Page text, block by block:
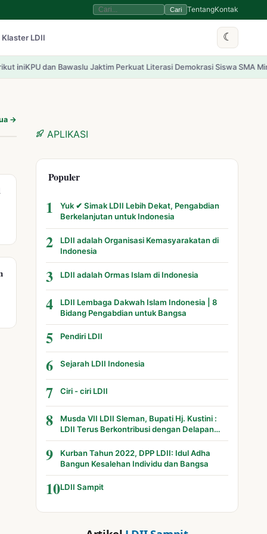
Cari TentangKontak
Klaster LDII ☾
Bawaslu Jaktim Perkuat Literasi Demokrasi Siswa SMA Minhajurrosyidin
→
APLIKASI
Populer
1
Yuk ✔ Simak LDII Lebih Dekat, Pengabdian
Berkelanjutan untuk Indonesia
2
LDII adalah Organisasi Kemasyarakatan di
Indonesia
3 LDII adalah Ormas Islam di Indonesia
4
LDII Lembaga Dakwah Islam Indonesia | 8
Bidang Pengabdian untuk Bangsa
5 Pendiri LDII
6 Sejarah LDII Indonesia
7 Ciri - ciri LDII
8
Musda VII LDII Sleman, Bupati Hj. Kustini :
LDII Terus Berkontribusi dengan Delapan
Bidang
9
Kurban Tahun 2022, DPP LDII: Idul Adha
Bangun Kesalehan Individu dan Bangsa
10LDII Sampit